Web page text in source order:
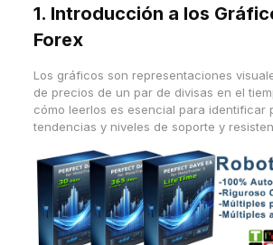
1. Introducción a los
Forex
Los gráficos son representaciones
de precios de un par de divisas en el
cómo leerlos es esencial para identificar
tendencias y niveles de soporte y